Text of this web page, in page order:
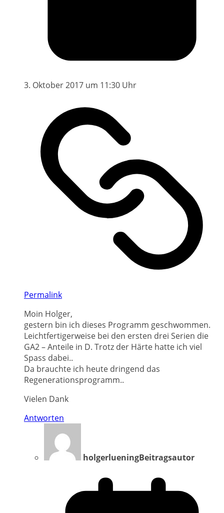
3. Oktober 2017 um 11:30 Uhr
Permalink
Moin Holger,
gestern bin ich dieses Programm geschwommen.
Leichtfertigerweise bei den ersten drei Serien die
GA2 – Anteile in D. Trotz der Härte hatte ich viel
Spass dabei..
Da brauchte ich heute dringend das
Regenerationsprogramm..
Vielen Dank
Antworten
holgerlueningBeitragsautor